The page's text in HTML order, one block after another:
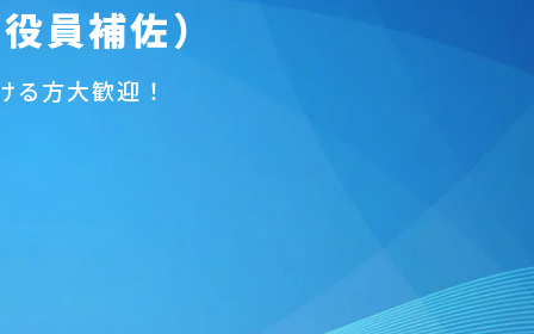
員補佐）
方大歓迎！